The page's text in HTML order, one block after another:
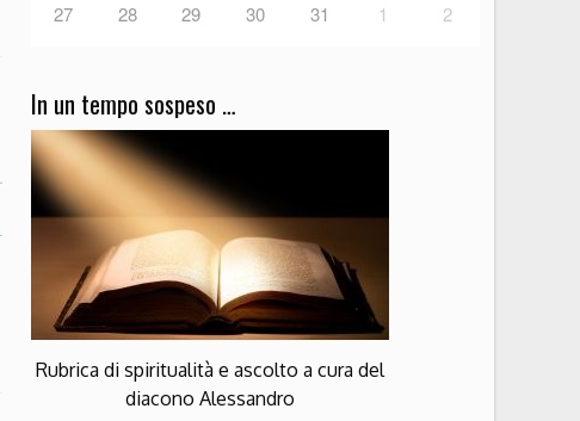
27 28 29 30 31 1 2
In un tempo sospeso …
Rubrica di spiritualità e ascolto a cura del
diacono Alessandro